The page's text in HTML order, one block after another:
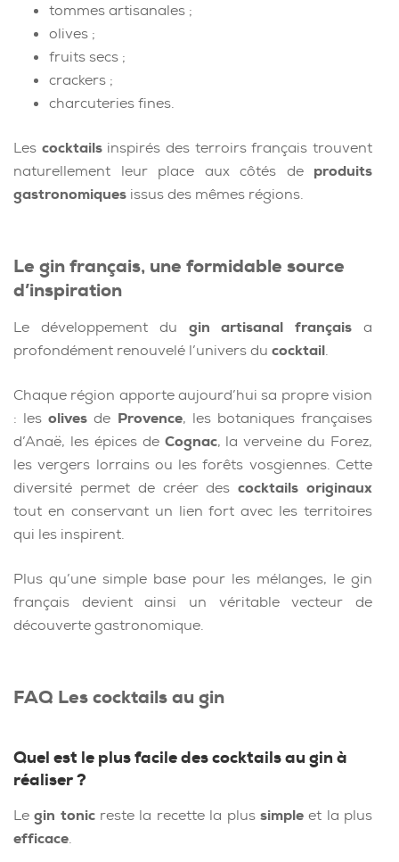
tommes artisanales ;
olives ;
fruits secs ;
crackers ;
charcuteries fines.
Les cocktailsinspirés des terroirs français trouvent
naturellement leur place aux côtés de produits
gastronomiques issus des mêmes régions.
Le gin français, une formidable source
d’inspiration
Le développement du gin artisanal français a
profondément renouvelé l’univers du cocktail.
Chaque région apporte aujourd’hui sa propre vision
: lesolives de Provence, les botaniques françaises
d’Anaë, les épices de Cognac, la verveine du Forez,
les vergers lorrains ou les forêts vosgiennes. Cette
diversité permet de créer descocktails originaux
tout en conservant un lien fort avec les territoires
qui les inspirent.
Plus qu’une simple base pour les mélanges, le gin
français devient ainsi un véritable vecteur de
découverte gastronomique.
FAQ Les cocktails au gin
Quel est le plus facile des cocktails au gin à
réaliser ?
Legin tonicreste la recette la plus simpleet la plus
efficace.